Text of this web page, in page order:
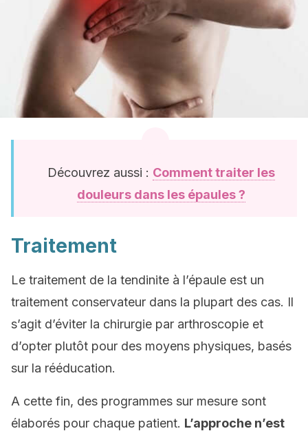
Découvrez aussi : Comment traiter les
douleurs dans les épaules ?
Traitement
Le traitement de la tendinite à l’épaule est un
traitement conservateur dans la plupart des cas. Il
s’agit d’éviter la chirurgie par arthroscopie et
d’opter plutôt pour des moyens physiques, basés
sur la rééducation.
A cette fin, des programmes sur mesure sont
élaborés pour chaque patient. L’approche n’est